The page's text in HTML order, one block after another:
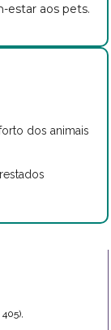
estar aos pets.
dos animais